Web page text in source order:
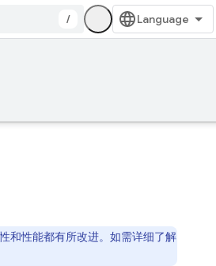
/
和性能都有所改进。如需详细了解